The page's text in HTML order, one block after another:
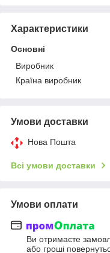
Характеристики
Основні
Виробник
Країна виробник
Умови доставки
Нова Пошта
Всі умови доставки
Умови оплати
Ви отримаєте
або гроші